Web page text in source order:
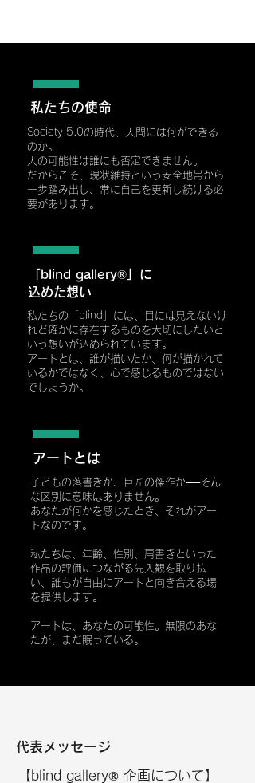
私たちの使命
Society 5.0の時代、人間には何ができる
のか。
人の可能性は誰にも否定できません。
だからこそ、現状維持という安全地帯から
一歩踏み出し、常に自己を更新し続ける必
要があります。
「blind gallery®」に
込めた想い
私たちの「blind」には、目には見えないけ
れど確かに存在するものを大切にしたいと
いう想いが込められています。
アートとは、誰が描いたか、何が描かれて
いるかではなく、心で感じるものではない
でしょうか。
アートとは
子どもの落書きか、巨匠の傑作か──そん
な区別に意味はありません。
あなたが何かを感じたとき、それがアー
トなのです。
私たちは、年齢、性別、肩書きといった
作品の評価につながる先入観を取り払
い、誰もが自由にアートと向き合える場
を提供します。
アートは、あなたの可能性。無限のあな
たが、まだ眠っている。
代表メッセージ
【blind gallery® 企画について】